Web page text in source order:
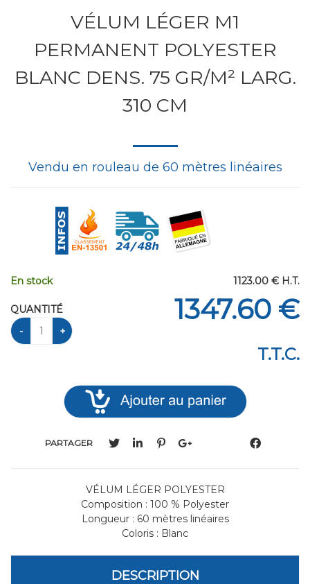
VÉLUM LÉGER M1
PERMANENT POLYESTER
BLANC DENS. 75 GR/M² LARG.
310 CM
Vendu en rouleau de 60 mètres linéaires
1123.00 € H.T.
1347.60 €
T.T.C.
En stock
QUANTITÉ
PARTAGER
VÉLUM LÉGER POLYESTER
Composition : 100 % Polyester
Longueur : 60 mètres linéaires
Coloris : Blanc
DESCRIPTION